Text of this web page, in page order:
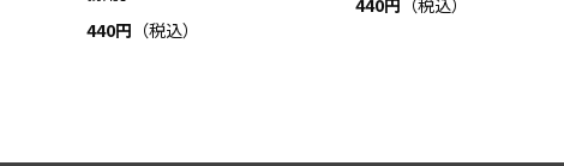
440円 （税込）
440円 （税込）